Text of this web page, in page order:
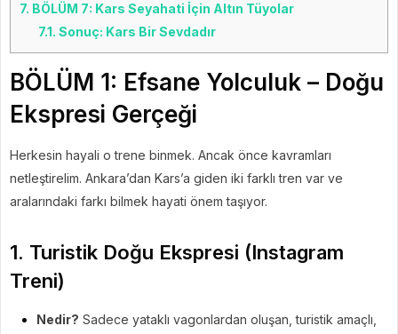
7. BÖLÜM 7: Kars Seyahati İçin Altın Tüyolar
7.1. Sonuç: Kars Bir Sevdadır
BÖLÜM 1: Efsane Yolculuk – Doğu
Ekspresi Gerçeği
Herkesin hayali o trene binmek. Ancak önce kavramları
netleştirelim. Ankara’dan Kars’a giden iki farklı tren var ve
aralarındaki farkı bilmek hayati önem taşıyor.
1. Turistik Doğu Ekspresi (Instagram
Treni)
Nedir? Sadece yataklı vagonlardan oluşan, turistik amaçlı,